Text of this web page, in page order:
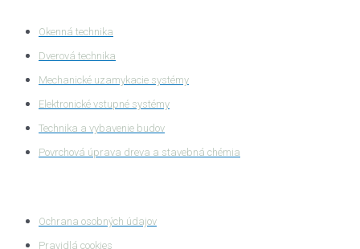
Okenná technika
Dverová technika
Mechanické uzamykacie systémy
Elektronické vstupné systémy
Technika a vybavenie budov
Povrchová úprava dreva a stavebná chémia
Ochrana osobných údajov
Pravidlá cookies